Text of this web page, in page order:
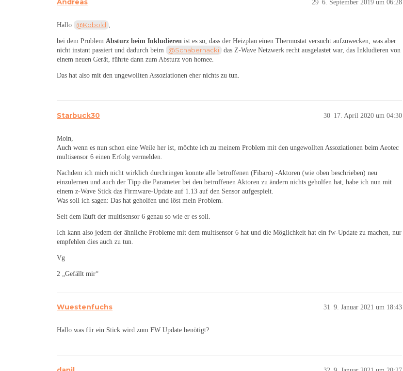
Andreas 6. September 2019 um 06:28
29
Hallo @Kobold ,
bei dem Problem Absturz beim Inkludieren ist es so, dass der Heizplan einen Thermostat versucht aufzuwecken, was aber
nicht instant passiert und dadurch beim
@Schabernacki das Z-Wave Netzwerk recht ausgelastet war, das Inkludieren von
einem neuen Gerät, führte dann zum Absturz von homee.
Das hat also mit den ungewollten Assoziationen eher nichts zu tun.
Starbuck30 17. April 2020 um 04:30
30
Moin,
Auch wenn es nun schon eine Weile her ist, möchte ich zu meinem Problem mit den ungewollten Assoziationen beim Aeotec
multisensor 6 einen Erfolg vermelden.
Nachdem ich mich nicht wirklich durchringen konnte alle betroffenen (Fibaro) -Aktoren (wie oben beschrieben) neu
einzulernen und auch der Tipp die Parameter bei den betroffenen Aktoren zu ändern nichts geholfen hat, habe ich nun mit
einem z-Wave Stick das Firmware-Update auf 1.13 auf den Sensor aufgespielt.
Was soll ich sagen: Das hat geholfen und löst mein Problem.
Seit dem läuft der multisensor 6 genau so wie er es soll.
Ich kann also jedem der ähnliche Probleme mit dem multisensor 6 hat und die Möglichkeit hat ein fw-Update zu machen, nur
empfehlen dies auch zu tun.
Vg
2 „Gefällt mir“
Wuestenfuchs 9. Januar 2021 um 18:43
31
Hallo was für ein Stick wird zum FW Update benötigt?